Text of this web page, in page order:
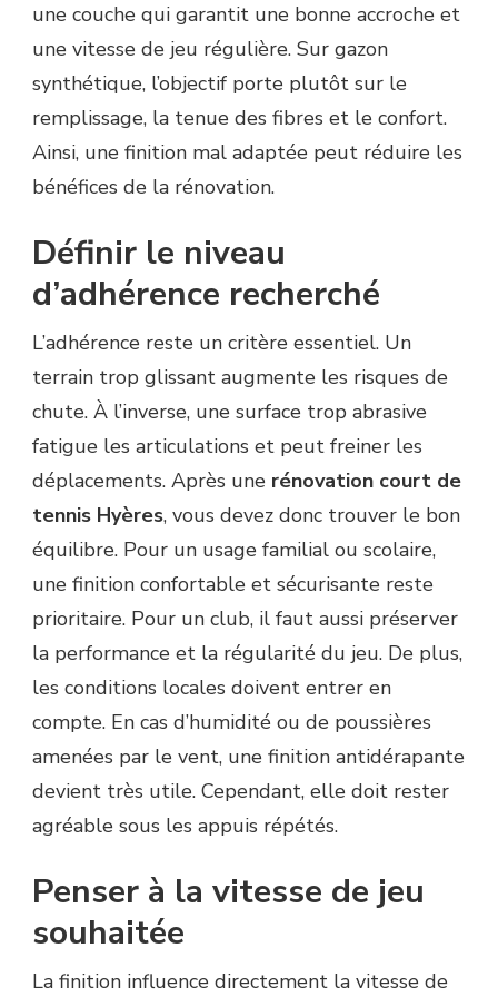
une couche qui garantit une bonne accroche et
une vitesse de jeu régulière. Sur gazon
synthétique, l’objectif porte plutôt sur le
remplissage, la tenue des fibres et le confort.
Ainsi, une finition mal adaptée peut réduire les
bénéfices de la rénovation.
Définir le niveau
d’adhérence recherché
L’adhérence reste un critère essentiel. Un
terrain trop glissant augmente les risques de
chute. À l’inverse, une surface trop abrasive
fatigue les articulations et peut freiner les
déplacements. Après une rénovation court de
tennis Hyères, vous devez donc trouver le bon
équilibre. Pour un usage familial ou scolaire,
une finition confortable et sécurisante reste
prioritaire. Pour un club, il faut aussi préserver
la performance et la régularité du jeu. De plus,
les conditions locales doivent entrer en
compte. En cas d’humidité ou de poussières
amenées par le vent, une finition antidérapante
devient très utile. Cependant, elle doit rester
agréable sous les appuis répétés.
Penser à la vitesse de jeu
souhaitée
La finition influence directement la vitesse de